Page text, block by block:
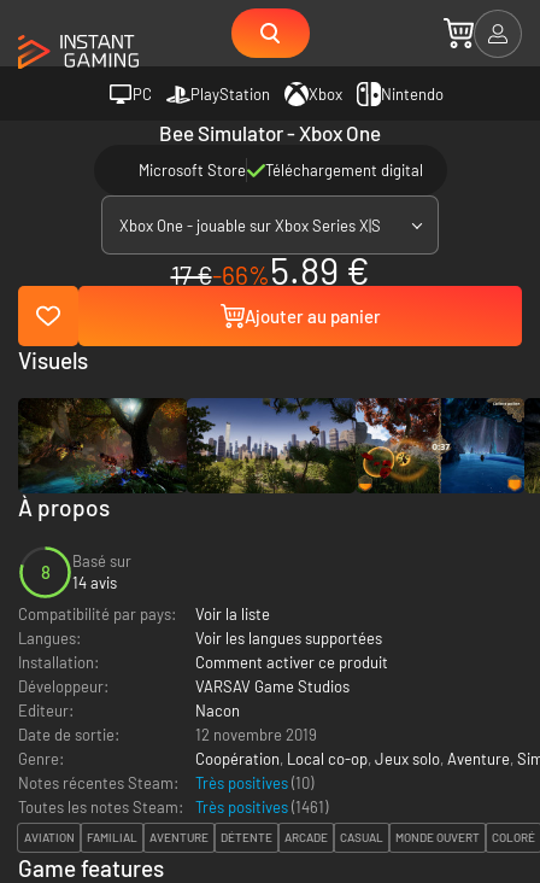
PC PlayStation Xbox Nintendo
Bee Simulator - Xbox One
Microsoft Store Téléchargement digital
Xbox One - jouable sur Xbox Series X|S
17 €-66%5.89 €
Ajouter au panier
À propos
8
Basé sur
14 avis
Compatibilité par pays:
Voir la liste
Langues:
Voir les langues supportées
Installation:
Comment activer ce produit
Développeur:
VARSAV Game Studios
Editeur:
Nacon
Date de sortie:
12 novembre 2019
Genre:
Coopération, Local co-op, Jeux solo, Aventure,
Notes récentes Steam:
Très positives(10)
Toutes les notes Steam:
Très positives(1461)
AVIATION FAMILIAL AVENTURE DÉTENTE ARCADE CASUAL MONDE OUVERT COLORÉ
Visuels
Game features